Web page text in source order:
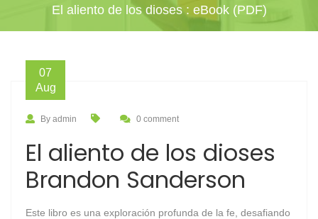
El aliento de los dioses : eBook (PDF)
07
Aug
By admin 0 comment
El aliento de los dioses
Brandon Sanderson
Este libro es una exploración profunda de la fe, desafiando